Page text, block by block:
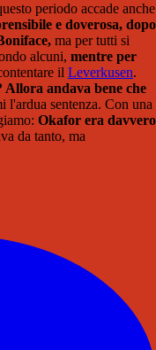
periodo accade anche
e doverosa, dopo
ma per tutti si
alcuni, mentre per
il Leverkusen.
Allora andava bene che
l'ardua sentenza. Con una
Okafor era davvero
da tanto, ma